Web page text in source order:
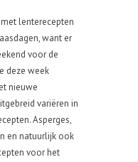
lenterecepten
want er
voor de
deze week
nieuwe
variëren in
Asperges,
en natuurlijk ook
voor het